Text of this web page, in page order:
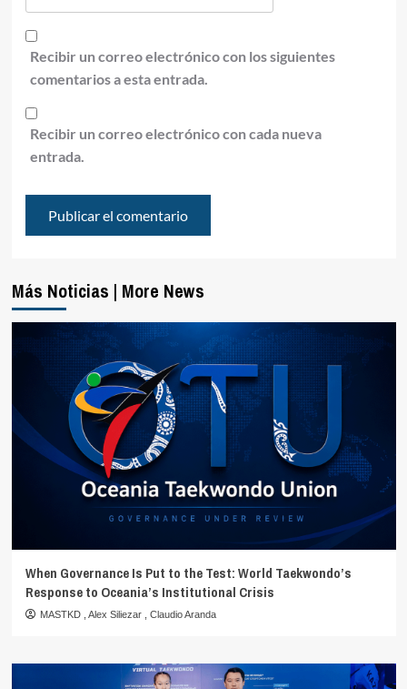
Recibir un correo electrónico con los siguientes
comentarios a esta entrada.
Recibir un correo electrónico con cada nueva
entrada.
Más Noticias | More News
When Governance Is Put to the Test: World Taekwondo’s
Response to Oceania’s Institutional Crisis
MASTKD Alex Siliezar Claudio Aranda